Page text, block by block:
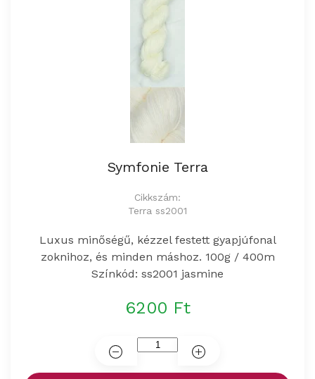
Symfonie Terra
Cikkszám:
Terra ss2001
Luxus minőségű, kézzel festett gyapjúfonal
zoknihoz, és minden máshoz. 100g / 400m
Színkód: ss2001 jasmine
6200 Ft